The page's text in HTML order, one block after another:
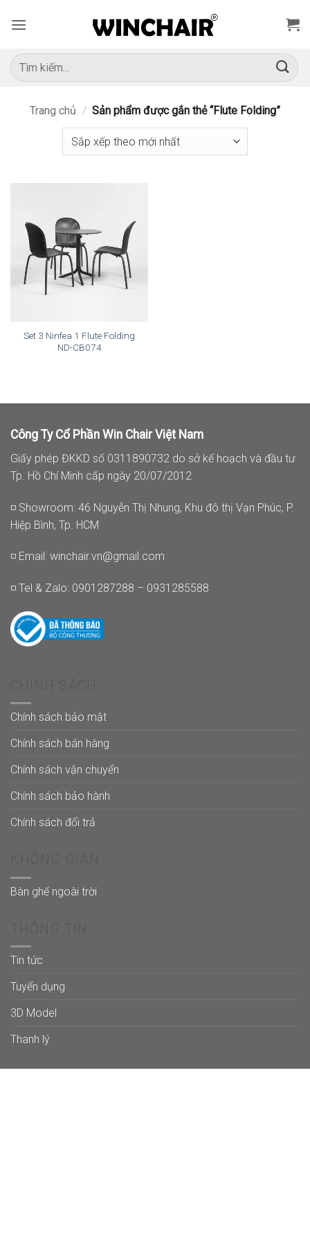
qua
dung
Tìm
kiếm:
Trang chủ / Sản phẩm được gắn thẻ “Flute Folding”
Set 3 Ninfea 1 Flute Folding
ND-CB074
Công Ty Cổ Phần Win Chair Việt Nam
Giấy phép ĐKKD số 0311890732 do sở kế hoạch và đầu tư
Tp. Hồ Chí Minh cấp ngày 20/07/2012
◽ Showroom: 46 Nguyễn Thị Nhung, Khu đô thị Vạn Phúc, P.
Hiệp Bình, Tp. HCM
◽ Email: winchair.vn@gmail.com
◽ Tel & Zalo: 0901287288 – 0931285588
Chính sách bảo mật
Chính sách bán hàng
Chính sách vận chuyển
Chính sách bảo hành
Chính sách đổi trả
Bàn ghế ngoài trời
Tin tức
Tuyển dụng
3D Model
Thanh lý